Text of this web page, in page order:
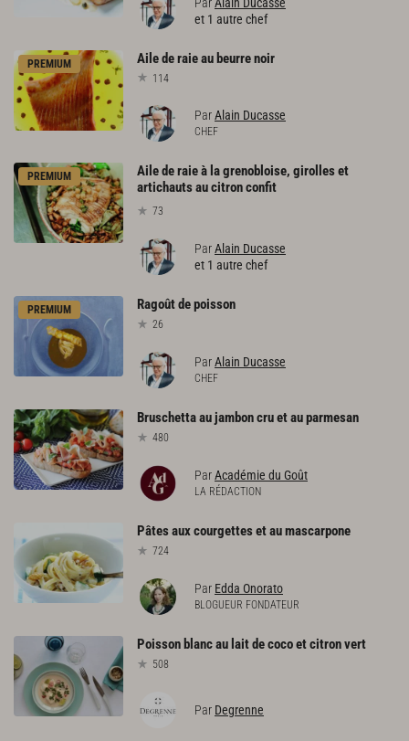
et 1 autre chef
PREMIUM Ailederaieau beurrenoir
114
ParAlain Ducasse
CHEF
PREMIUM
Aile de raie à la grenobloise, girolles et
artichauts au citron confit
73
ParAlain Ducasse
et 1 autre chef
PREMIUM Ragoûtdepoisson
26
ParAlain Ducasse
CHEF
Bruschettaaujamboncruetauparmesan
480
ParAcadémie du Goût
LA RÉDACTION
Pâtesauxcourgettesetaumascarpone
724
Par Edda Onorato
BLOGUEUR FONDATEUR
Poisson blancau laitdecocoetcitronvert
508
Par Degrenne